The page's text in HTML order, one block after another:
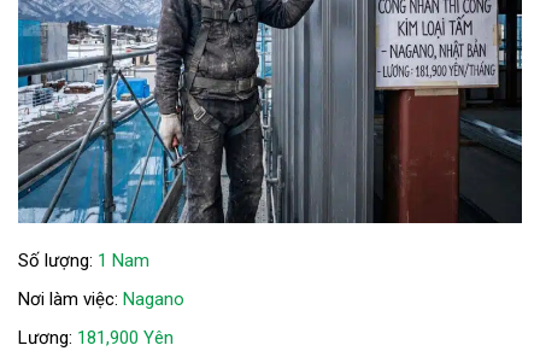
Số lượng: 1 Nam
Nơi làm việc: Nagano
Lương: 181,900 Yên